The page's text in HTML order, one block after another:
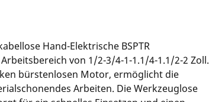
Hand-Elektrische BSPTR
von 1/2-3/4-1-1.1/4-1.1/2-2 Zoll.
bürstenlosen Motor, ermöglicht die
Arbeiten. Die Werkzeuglose